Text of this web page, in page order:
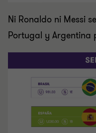
Ni Ronaldo ni Messi
Portugal y Argentina